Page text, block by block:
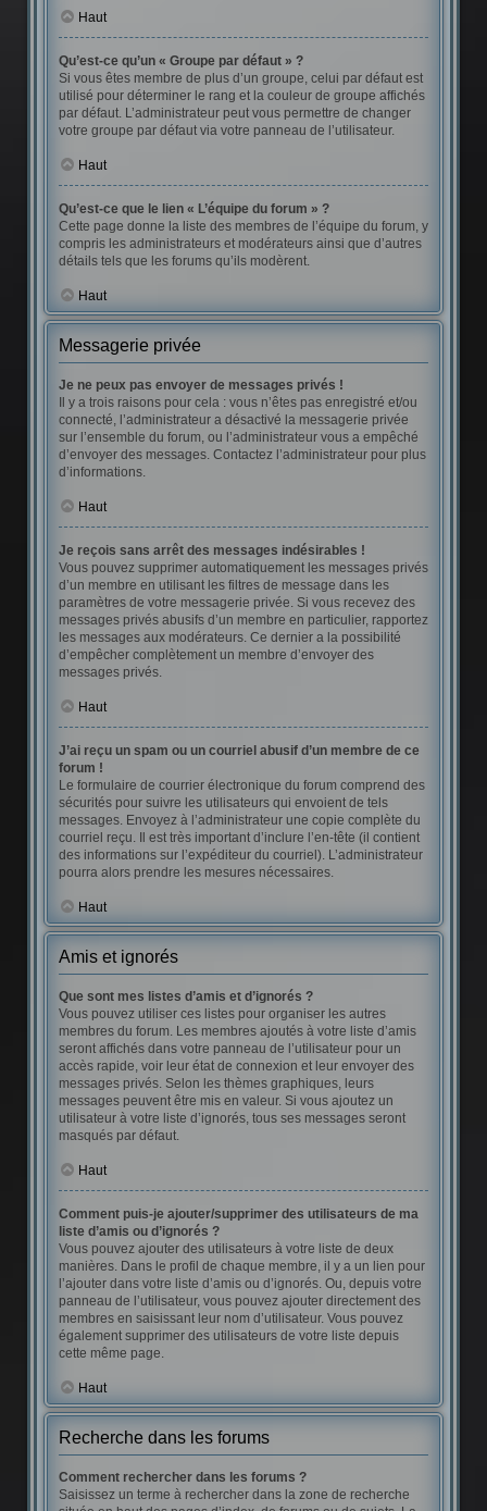
Haut
Qu’est-ce qu’un « Groupe par défaut » ?
Si vous êtes membre de plus d’un groupe, celui par défaut est
utilisé pour déterminer le rang et la couleur de groupe affichés
par défaut. L’administrateur peut vous permettre de changer
votre groupe par défaut via votre panneau de l’utilisateur.
Haut
Qu’est-ce que le lien « L’équipe du forum » ?
Cette page donne la liste des membres de l’équipe du forum, y
compris les administrateurs et modérateurs ainsi que d’autres
détails tels que les forums qu’ils modèrent.
Haut
Messagerie privée
Je ne peux pas envoyer de messages privés !
Il y a trois raisons pour cela : vous n’êtes pas enregistré et/ou
connecté, l’administrateur a désactivé la messagerie privée
sur l’ensemble du forum, ou l’administrateur vous a empêché
d’envoyer des messages. Contactez l’administrateur pour plus
d’informations.
Haut
Je reçois sans arrêt des messages indésirables !
Vous pouvez supprimer automatiquement les messages privés
d’un membre en utilisant les filtres de message dans les
paramètres de votre messagerie privée. Si vous recevez des
messages privés abusifs d’un membre en particulier, rapportez
les messages aux modérateurs. Ce dernier a la possibilité
d’empêcher complètement un membre d’envoyer des
messages privés.
Haut
J’ai reçu un spam ou un courriel abusif d’un membre de ce
forum !
Le formulaire de courrier électronique du forum comprend des
sécurités pour suivre les utilisateurs qui envoient de tels
messages. Envoyez à l’administrateur une copie complète du
courriel reçu. Il est très important d’inclure l’en-tête (il contient
des informations sur l’expéditeur du courriel). L’administrateur
pourra alors prendre les mesures nécessaires.
Haut
Amis et ignorés
Que sont mes listes d’amis et d’ignorés ?
Vous pouvez utiliser ces listes pour organiser les autres
membres du forum. Les membres ajoutés à votre liste d’amis
seront affichés dans votre panneau de l’utilisateur pour un
accès rapide, voir leur état de connexion et leur envoyer des
messages privés. Selon les thèmes graphiques, leurs
messages peuvent être mis en valeur. Si vous ajoutez un
utilisateur à votre liste d’ignorés, tous ses messages seront
masqués par défaut.
Haut
Comment puis-je ajouter/supprimer des utilisateurs de ma
liste d’amis ou d’ignorés ?
Vous pouvez ajouter des utilisateurs à votre liste de deux
manières. Dans le profil de chaque membre, il y a un lien pour
l’ajouter dans votre liste d’amis ou d’ignorés. Ou, depuis votre
panneau de l’utilisateur, vous pouvez ajouter directement des
membres en saisissant leur nom d’utilisateur. Vous pouvez
également supprimer des utilisateurs de votre liste depuis
cette même page.
Haut
Recherche dans les forums
Comment rechercher dans les forums ?
Saisissez un terme à rechercher dans la zone de recherche